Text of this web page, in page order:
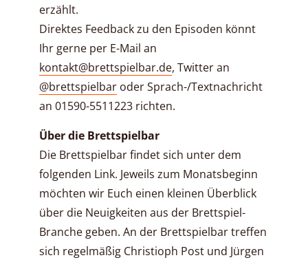
erzählt.
Direktes Feedback zu den Episoden könnt
Ihr gerne per E-Mail an
kontakt@brettspielbar.de, Twitter an
@brettspielbar oder Sprach-/Textnachricht
an 01590-5511223 richten.
Über die Brettspielbar
Die Brettspielbar findet sich unter dem
folgenden Link. Jeweils zum Monatsbeginn
möchten wir Euch einen kleinen Überblick
über die Neuigkeiten aus der Brettspiel-
Branche geben. An der Brettspielbar treffen
sich regelmäßig Christioph Post und Jürgen